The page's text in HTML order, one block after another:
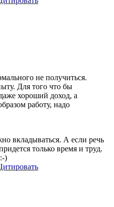
не получиться.
Для того что бы
хороший доход, а
работу, надо
вкладываться. А если речь
только время и труд.